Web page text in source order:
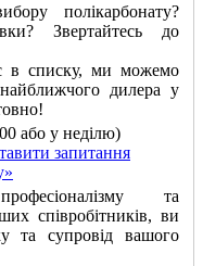
полікарбонату?
Звертайтесь до
в списку, ми можемо
дилера у
або у неділю)
запитання
та
співробітників, ви
та супровід вашого